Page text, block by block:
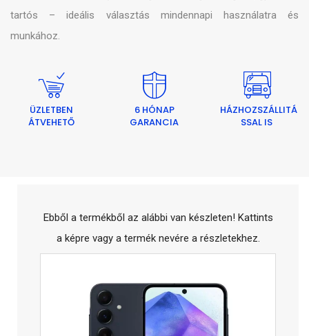
tartós – ideális választás mindennapi használatra és
munkához.
ÜZLETBEN
ÁTVEHETŐ
6 HÓNAP
GARANCIA
HÁZHOZSZÁLLITÁ
SSAL IS
Ebből a termékből az alábbi van készleten! Kattints
a képre vagy a termék nevére a részletekhez.